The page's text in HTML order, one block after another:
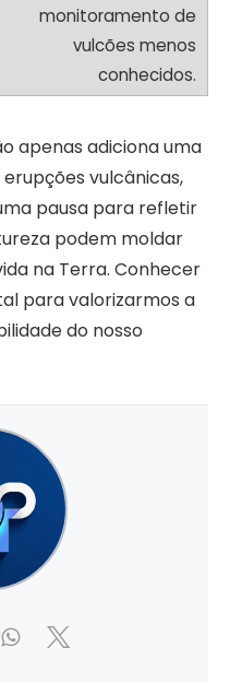
monitoramento de
vulcões menos
conhecidos.
apenas adiciona uma
vulcânicas,
pausa para refletir
podem moldar
na Terra. Conhecer
para valorizarmos a
do nosso